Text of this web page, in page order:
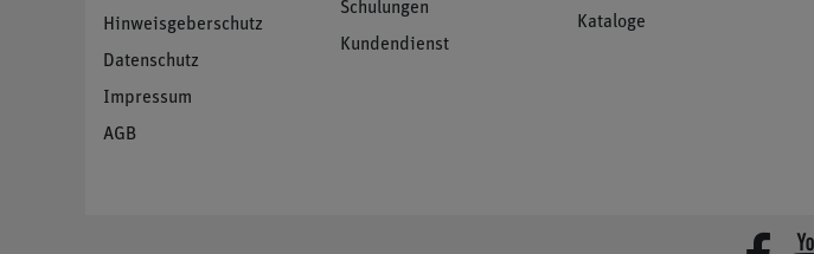
Hinweisgeberschutz
Datenschutz
Impressum
AGB
Schulungen
Kundendienst
Kataloge